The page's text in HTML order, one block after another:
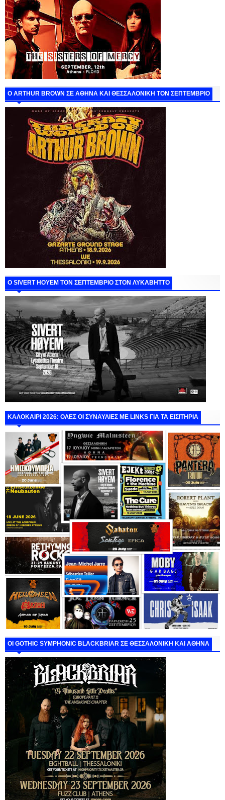
O ARTHUR BROWN ΣΕ ΑΘΗΝΑ ΚΑΙ ΘΕΣΣΑΛΟΝΙΚΗ ΤΟΝ ΣΕΠΤΕΜΒΡΙΟ
Ο SIVERT HOYEM ΤΟΝ ΣΕΠΤΕΜΒΡΙΟ ΣΤΟΝ ΛΥΚΑΒΗΤΤΟ
ΚΑΛΟΚΑΙΡΙ 2026: ΟΛΕΣ ΟΙ ΣΥΝΑΥΛΙΕΣ ΜΕ LINKS ΓΙΑ ΤΑ ΕΙΣΙΤΗΡΙΑ
ΟΙ GOTHIC SYMPHONIC BLACKBRIAR ΣΕ ΘΕΣΣΑΛΟΝΙΚΗ ΚΑΙ ΑΘΗΝΑ